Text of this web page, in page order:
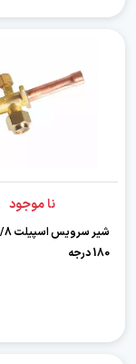
نا موجود
180 درجه